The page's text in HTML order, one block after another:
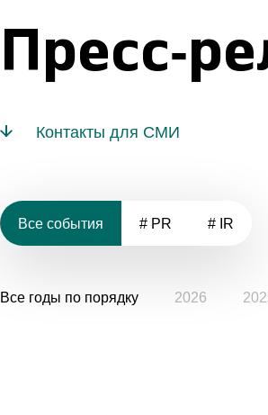
Пресс-
Контакты для СМИ
Все события # PR # IR
Все годы по порядку 2026